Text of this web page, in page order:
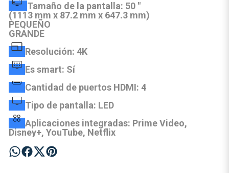
Tamaño de la pantalla: 50 "
(1113 mm x 87.2 mm x 647.3 mm)
PEQUEÑO
GRANDE
Resolución: 4K
Es smart: Sí
Cantidad de puertos HDMI: 4
Tipo de pantalla: LED
Aplicaciones integradas: Prime Video,
Disney+, YouTube, Netflix